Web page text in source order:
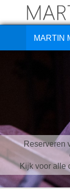
MARTIN
Reserveren
Kijk voor alle